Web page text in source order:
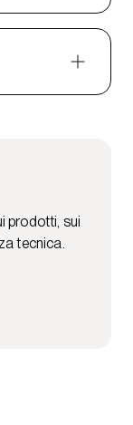
prodotti, sui
tecnica.